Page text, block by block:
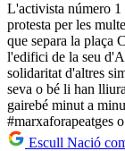
L'activista número 1
protesta per les
que separa la plaça
l'edifici de la seu
solidaritat d'altres
seva o bé li han
gairebé minut a
#marxaforapeatges
Escull Nació